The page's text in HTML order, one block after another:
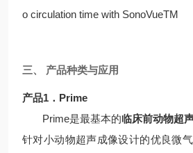
o circulation time with SonoVueTM
三、 产品种类与应用
产品1．Prime
Prime是最基本的临床前动物超
针对小动物超声成像设计的优良微